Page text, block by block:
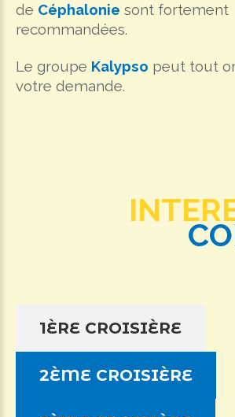
de Céphalonie sont fortement
recommandées.
Le groupe Kalypso peut tout
votre demande.
1ÈRE CROISIÈRE
2ÈME CROISIÈRE